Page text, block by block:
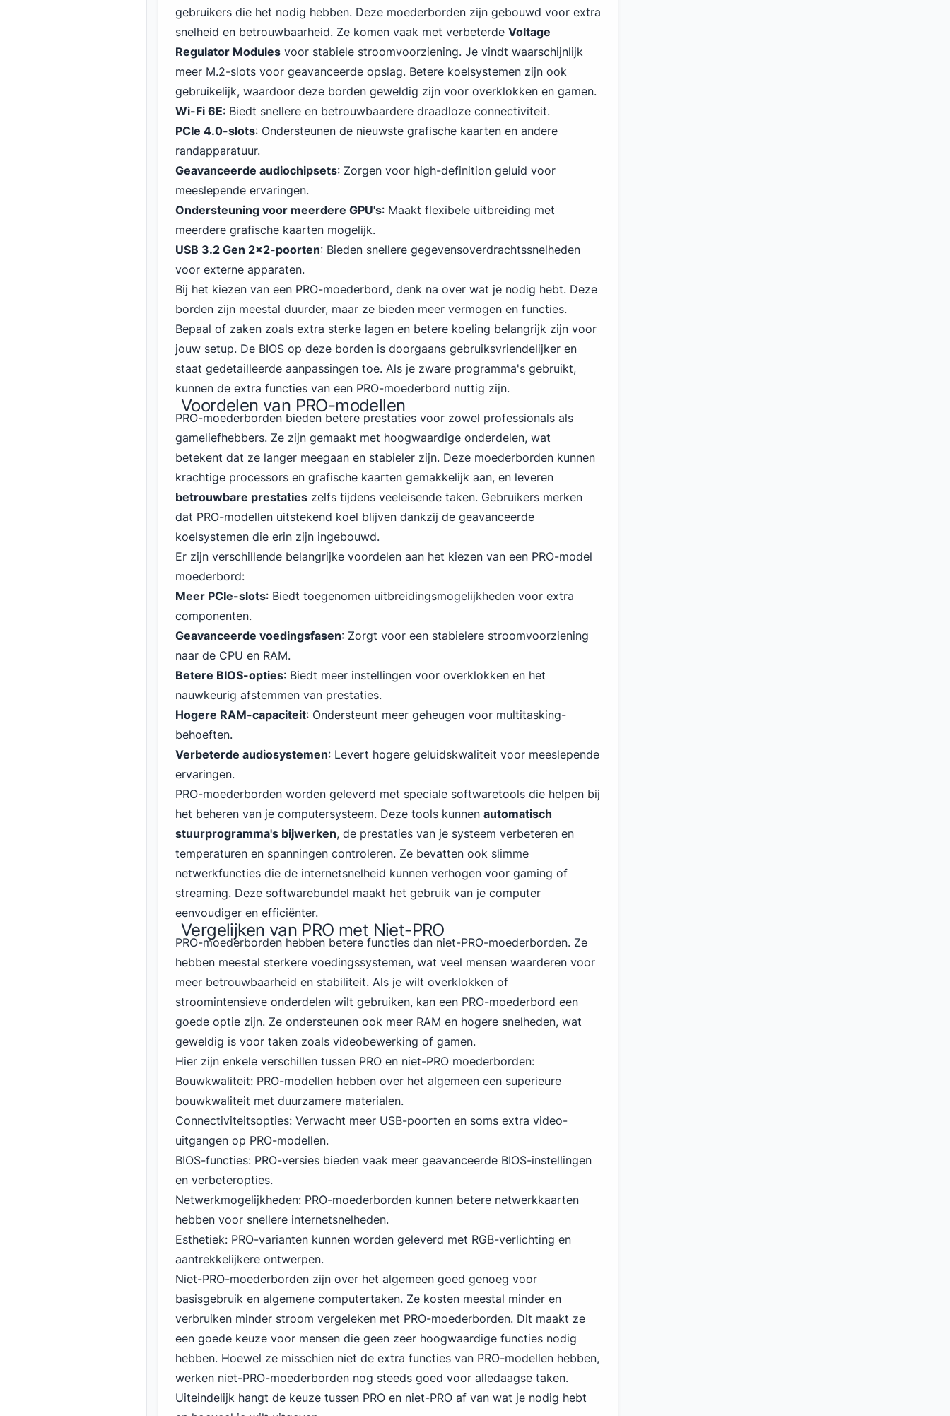
gebruikers die het nodig hebben. Deze moederborden zijn gebouwd voor extra
snelheid en betrouwbaarheid. Ze komen vaak met verbeterde Voltage
Regulator Modules voor stabiele stroomvoorziening. Je vindt waarschijnlijk
meer M.2-slots voor geavanceerde opslag. Betere koelsystemen zijn ook
gebruikelijk, waardoor deze borden geweldig zijn voor overklokken en gamen.
Wi-Fi 6E: Biedt snellere en betrouwbaardere draadloze connectiviteit.
PCIe 4.0-slots: Ondersteunen de nieuwste grafische kaarten en andere
randapparatuur.
Geavanceerde audiochipsets: Zorgen voor high-definition geluid voor
meeslepende ervaringen.
Ondersteuning voor meerdere GPU's: Maakt flexibele uitbreiding met
meerdere grafische kaarten mogelijk.
USB 3.2 Gen 2x2-poorten: Bieden snellere gegevensoverdrachtssnelheden
voor externe apparaten.
Bij het kiezen van een PRO-moederbord, denk na over wat je nodig hebt. Deze
borden zijn meestal duurder, maar ze bieden meer vermogen en functies.
Bepaal of zaken zoals extra sterke lagen en betere koeling belangrijk zijn voor
jouw setup. De BIOS op deze borden is doorgaans gebruiksvriendelijker en
staat gedetailleerde aanpassingen toe. Als je zware programma's gebruikt,
kunnen de extra functies van een PRO-moederbord nuttig zijn.
Voordelen van PRO-modellen
PRO-moederborden bieden betere prestaties voor zowel professionals als
gameliefhebbers. Ze zijn gemaakt met hoogwaardige onderdelen, wat
betekent dat ze langer meegaan en stabieler zijn. Deze moederborden kunnen
krachtige processors en grafische kaarten gemakkelijk aan, en leveren
betrouwbare prestaties zelfs tijdens veeleisende taken. Gebruikers merken
dat PRO-modellen uitstekend koel blijven dankzij de geavanceerde
koelsystemen die erin zijn ingebouwd.
Er zijn verschillende belangrijke voordelen aan het kiezen van een PRO-model
moederbord:
Meer PCIe-slots: Biedt toegenomen uitbreidingsmogelijkheden voor extra
componenten.
Geavanceerde voedingsfasen: Zorgt voor een stabielere stroomvoorziening
naar de CPU en RAM.
Betere BIOS-opties: Biedt meer instellingen voor overklokken en het
nauwkeurig afstemmen van prestaties.
Hogere RAM-capaciteit: Ondersteunt meer geheugen voor multitasking-
behoeften.
Verbeterde audiosystemen: Levert hogere geluidskwaliteit voor meeslepende
ervaringen.
PRO-moederborden worden geleverd met speciale softwaretools die helpen bij
het beheren van je computersysteem. Deze tools kunnen automatisch
stuurprogramma's bijwerken, de prestaties van je systeem verbeteren en
temperaturen en spanningen controleren. Ze bevatten ook slimme
netwerkfuncties die de internetsnelheid kunnen verhogen voor gaming of
streaming. Deze softwarebundel maakt het gebruik van je computer
eenvoudiger en efficiënter.
Vergelijken van PRO met Niet-PRO
PRO-moederborden hebben betere functies dan niet-PRO-moederborden. Ze
hebben meestal sterkere voedingssystemen, wat veel mensen waarderen voor
meer betrouwbaarheid en stabiliteit. Als je wilt overklokken of
stroomintensieve onderdelen wilt gebruiken, kan een PRO-moederbord een
goede optie zijn. Ze ondersteunen ook meer RAM en hogere snelheden, wat
geweldig is voor taken zoals videobewerking of gamen.
Hier zijn enkele verschillen tussen PRO en niet-PRO moederborden:
Bouwkwaliteit: PRO-modellen hebben over het algemeen een superieure
bouwkwaliteit met duurzamere materialen.
Connectiviteitsopties: Verwacht meer USB-poorten en soms extra video-
uitgangen op PRO-modellen.
BIOS-functies: PRO-versies bieden vaak meer geavanceerde BIOS-instellingen
en verbeteropties.
Netwerkmogelijkheden: PRO-moederborden kunnen betere netwerkkaarten
hebben voor snellere internetsnelheden.
Esthetiek: PRO-varianten kunnen worden geleverd met RGB-verlichting en
aantrekkelijkere ontwerpen.
Niet-PRO-moederborden zijn over het algemeen goed genoeg voor
basisgebruik en algemene computertaken. Ze kosten meestal minder en
verbruiken minder stroom vergeleken met PRO-moederborden. Dit maakt ze
een goede keuze voor mensen die geen zeer hoogwaardige functies nodig
hebben. Hoewel ze misschien niet de extra functies van PRO-modellen hebben,
werken niet-PRO-moederborden nog steeds goed voor alledaagse taken.
Uiteindelijk hangt de keuze tussen PRO en niet-PRO af van wat je nodig hebt